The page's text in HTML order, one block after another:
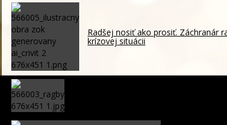
Radšej nosiť ako prosiť. Záchranár
krízovej situácii